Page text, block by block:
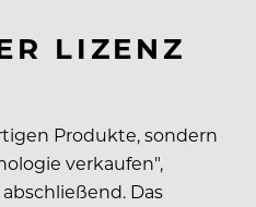
LIZENZ
Produkte, sondern
verkaufen",
Das